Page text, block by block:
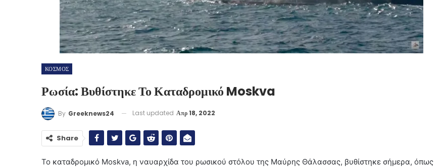
ΚΟΣΜΟΣ
Ρωσία: Βυθίστηκε Το Καταδρομικό Moskva
By Greeknews24 Last updated Απρ 18, 2022
Share
Το καταδρομικό Moskva, η ναυαρχίδα του ρωσικού στόλου της Μαύρης Θάλασσας, βυθίστηκε σήμερα, όπως